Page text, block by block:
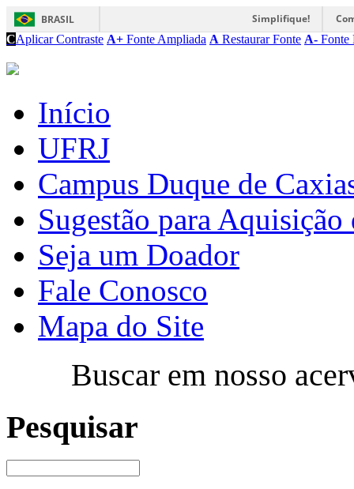
BRASIL Simplifique!
CAplicar Contraste A+ Fonte Ampliada A Restaurar Fonte A- Fonte
Início
UFRJ
Campus Duque de
Sugestão para
Seja um Doador
Fale Conosco
Mapa do Site
Buscar em nosso
Pesquisar